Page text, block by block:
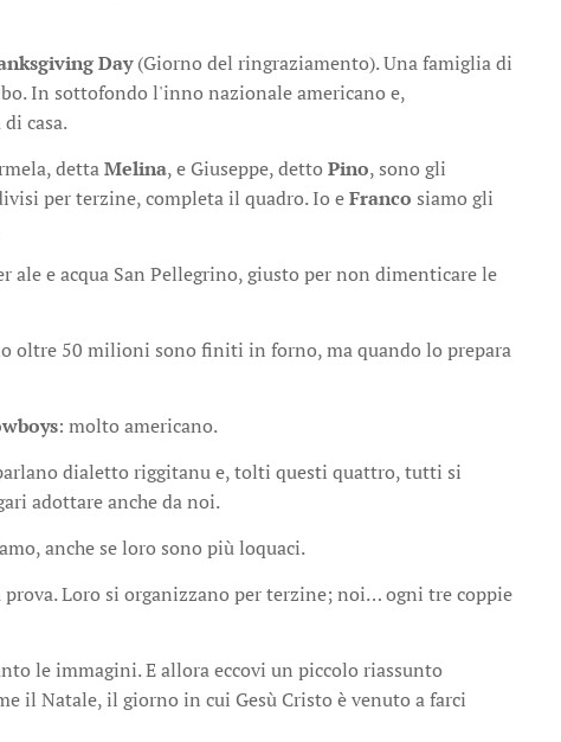
Day(Giorno del ringraziamento). Una famiglia di
In sottofondo l'inno nazionale americano e,
casa.
dettaMelina, e Giuseppe, detto Pino, sono gli
per terzine, completa il quadro. Io eFranco siamo gli
e acqua San Pellegrino, giusto per non dimenticare le
oltre 50 milioni sono finiti in forno, ma quando lo prepara
: molto americano.
dialetto riggitanu e, tolti questi quattro, tutti si
adottare anche da noi.
anche se loro sono più loquaci.
Loro si organizzano per terzine; noi… ogni tre coppie
le immagini. E allora eccovi un piccolo riassunto
il Natale, il giorno in cui Gesù Cristo è venuto a farci